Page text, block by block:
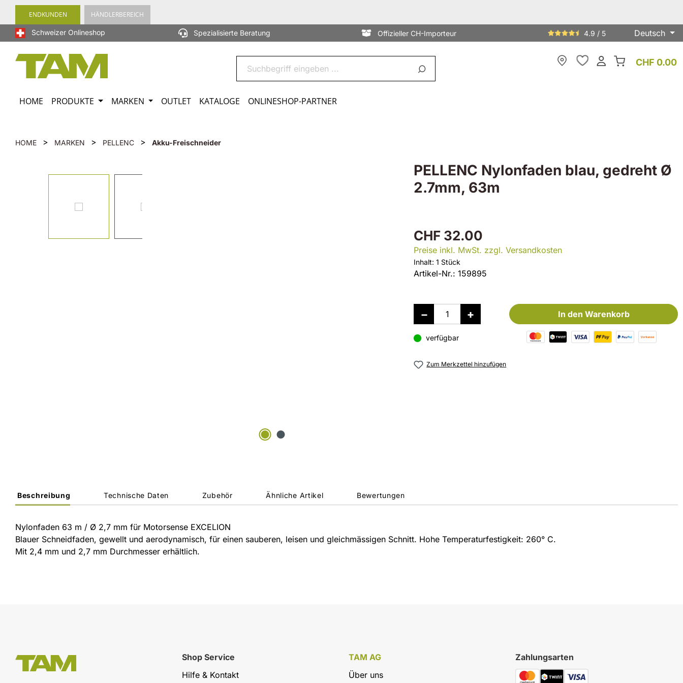
Zur Hauptnavigation springen
ENDKUNDEN HÄNDLERBEREICH
Schweizer Onlineshop Spezialisierte Beratung Offizieller CH-Importeur 4.9 / 5 Deutsch
CHF 0.00
HOME PRODUKTE MARKEN OUTLET KATALOGE ONLINESHOP-PARTNER
HOME > MARKEN > PELLENC > Akku-Freischneider
PELLENC Nylonfaden blau, gedreht Ø
2.7mm, 63m
CHF 32.00
Preise inkl. MwSt. zzgl. Versandkosten
Inhalt: 1 Stück
Artikel-Nr.: 159895
verfügbar
In den Warenkorb
Zum Merkzettel hinzufügen
Beschreibung Technische Daten Zubehör Ähnliche Artikel Bewertungen
Nylonfaden 63 m / Ø 2,7 mm für Motorsense EXCELION
Blauer Schneidfaden, gewellt und aerodynamisch, für einen sauberen, leisen und gleichmässigen Schnitt. Hohe Temperaturfestigkeit: 260° C.
Mit 2,4 mm und 2,7 mm Durchmesser erhältlich.
TAM AG
Über uns
Shop Service
Hilfe & Kontakt
Zahlungsarten